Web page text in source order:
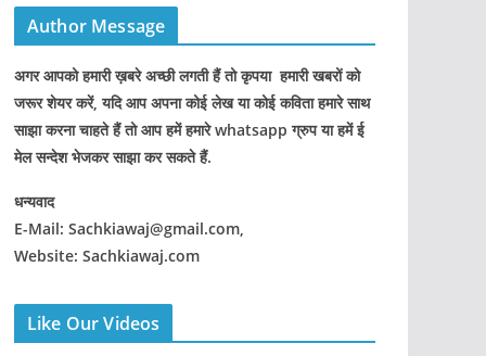
Author Message
अगर आपको हमारी ख़बरे अच्छी लगती हैं तो कृपया हमारी खबरों को
जरूर शेयर करें, यदि आप अपना कोई लेख या कोई कविता हमारे साथ
साझा करना चाहते हैं तो आप हमें हमारे whatsapp ग्रुप या हमें ई
मेल सन्देश भेजकर साझा कर सकते हैं.
धन्यवाद
E-Mail: Sachkiawaj@gmail.com,
Website: Sachkiawaj.com
Like Our Videos